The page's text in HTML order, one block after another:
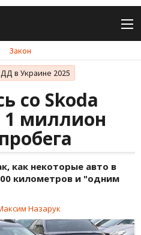
Закон
в Украине 2025
со Skoda
1 миллион
как некоторые авто в
километров и "одним
Назарук